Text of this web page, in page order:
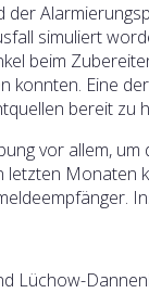
der
simuliert
beim
konnten. Eine
bereit zu
vor allem,
letzten Monaten
Lüchow-